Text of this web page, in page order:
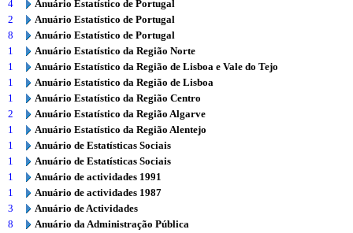
4
Anuário Estatístico de Portugal
2
Anuário Estatístico de Portugal
8
Anuário Estatístico de Portugal
1
Anuário Estatístico da Região Norte
1
Anuário Estatístico da Região de Lisboa e Vale do Tejo
1
Anuário Estatístico da Região de Lisboa
1
Anuário Estatístico da Região Centro
2
Anuário Estatístico da Região Algarve
1
Anuário Estatístico da Região Alentejo
1
Anuário de Estatísticas Sociais
1
Anuário de Estatísticas Sociais
1
Anuário de actividades 1991
1
Anuário de actividades 1987
3
Anuário de Actividades
8
Anuário da Administração Pública